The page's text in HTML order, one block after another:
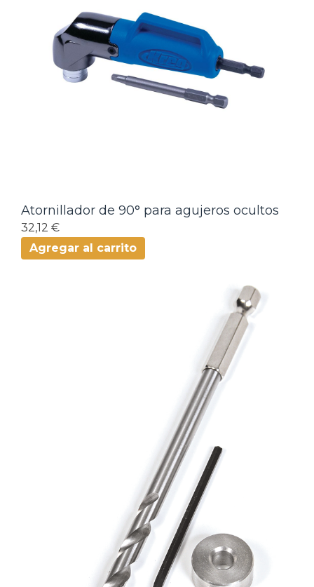
Atornillador de 90° para agujeros ocultos
32,12 €
Agregar al carrito